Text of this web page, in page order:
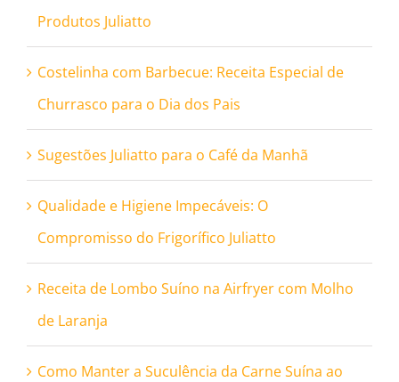
Produtos Juliatto
Costelinha com Barbecue: Receita Especial de
Churrasco para o Dia dos Pais
Sugestões Juliatto para o Café da Manhã
Qualidade e Higiene Impecáveis: O
Compromisso do Frigorífico Juliatto
Receita de Lombo Suíno na Airfryer com Molho
de Laranja
Como Manter a Suculência da Carne Suína ao